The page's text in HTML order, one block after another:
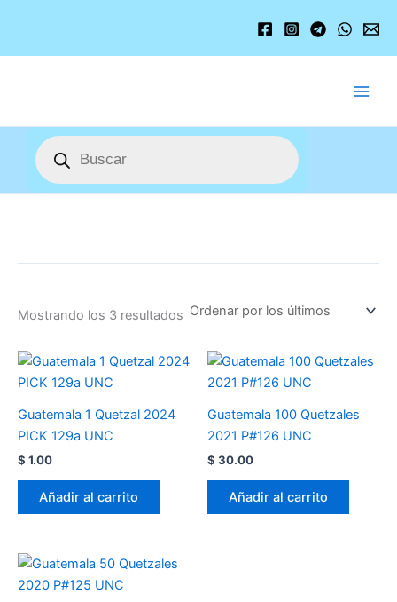
contenido
Búsqueda
de
productos
Mostrando los 3 resultados
Guatemala 1 Quetzal 2024
PICK 129a UNC
$ 1.00
Añadir al carrito
Guatemala 100 Quetzales
2021 P#126 UNC
$ 30.00
Añadir al carrito